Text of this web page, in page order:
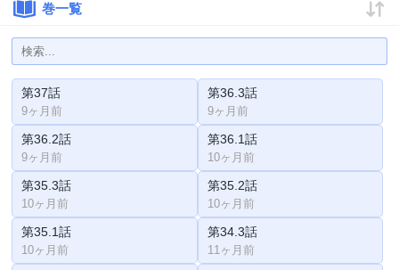
巻一覧
第37話
9ヶ月前
第36.3話
9ヶ月前
第36.2話
9ヶ月前
第36.1話
10ヶ月前
第35.3話
10ヶ月前
第35.2話
10ヶ月前
第35.1話
10ヶ月前
第34.3話
11ヶ月前